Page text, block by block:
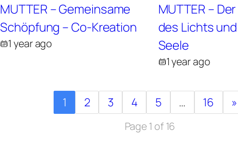
MUTTER – Gemeinsame
Schöpfung – Co-Kreation
1 year ago
MUTTER –
des Lichts
Seele
1 year ago
1 2 3 4 5 … 16 »
Page 1 of 16